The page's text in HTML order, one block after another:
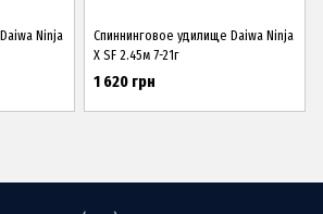
Ninja
Спиннинговое удилище Daiwa Ninja
X SF 2.45м 7-21г
1 620 грн